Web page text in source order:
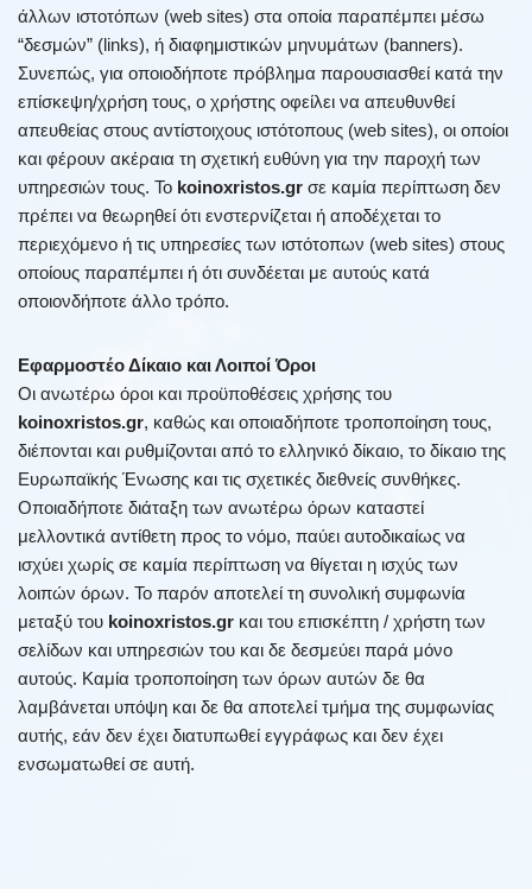
άλλων ιστοτόπων (web sites) στα οποία παραπέμπει μέσω
“δεσμών” (links), ή διαφημιστικών μηνυμάτων (banners).
Συνεπώς, για οποιοδήποτε πρόβλημα παρουσιασθεί κατά την
επίσκεψη/χρήση τους, ο χρήστης οφείλει να απευθυνθεί
απευθείας στους αντίστοιχους ιστότοπους (web sites), οι οποίοι
και φέρουν ακέραια τη σχετική ευθύνη για την παροχή των
υπηρεσιών τους. Το koinoxristos.gr σε καμία περίπτωση δεν
πρέπει να θεωρηθεί ότι ενστερνίζεται ή αποδέχεται το
περιεχόμενο ή τις υπηρεσίες των ιστότοπων (web sites) στους
οποίους παραπέμπει ή ότι συνδέεται με αυτούς κατά
οποιονδήποτε άλλο τρόπο.
Εφαρμοστέο Δίκαιο και Λοιποί Όροι
Οι ανωτέρω όροι και προϋποθέσεις χρήσης του
koinoxristos.gr, καθώς και οποιαδήποτε τροποποίηση τους,
διέπονται και ρυθμίζονται από το ελληνικό δίκαιο, το δίκαιο της
Ευρωπαϊκής Ένωσης και τις σχετικές διεθνείς συνθήκες.
Οποιαδήποτε διάταξη των ανωτέρω όρων καταστεί
μελλοντικά αντίθετη προς το νόμο, παύει αυτοδικαίως να
ισχύει χωρίς σε καμία περίπτωση να θίγεται η ισχύς των
λοιπών όρων. Το παρόν αποτελεί τη συνολική συμφωνία
μεταξύ του koinoxristos.gr και του επισκέπτη / χρήστη των
σελίδων και υπηρεσιών του και δε δεσμεύει παρά μόνο
αυτούς. Καμία τροποποίηση των όρων αυτών δε θα
λαμβάνεται υπόψη και δε θα αποτελεί τμήμα της συμφωνίας
αυτής, εάν δεν έχει διατυπωθεί εγγράφως και δεν έχει
ενσωματωθεί σε αυτή.